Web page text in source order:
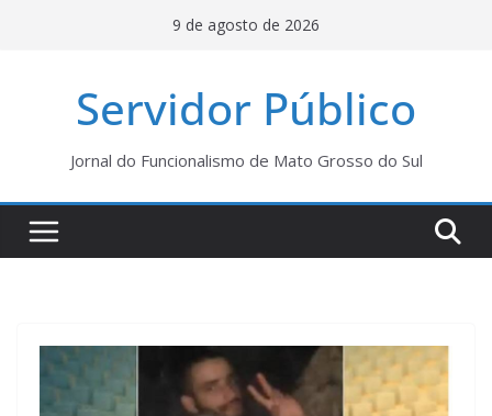
9 de agosto de 2026
Servidor Público
Jornal do Funcionalismo de Mato Grosso do Sul